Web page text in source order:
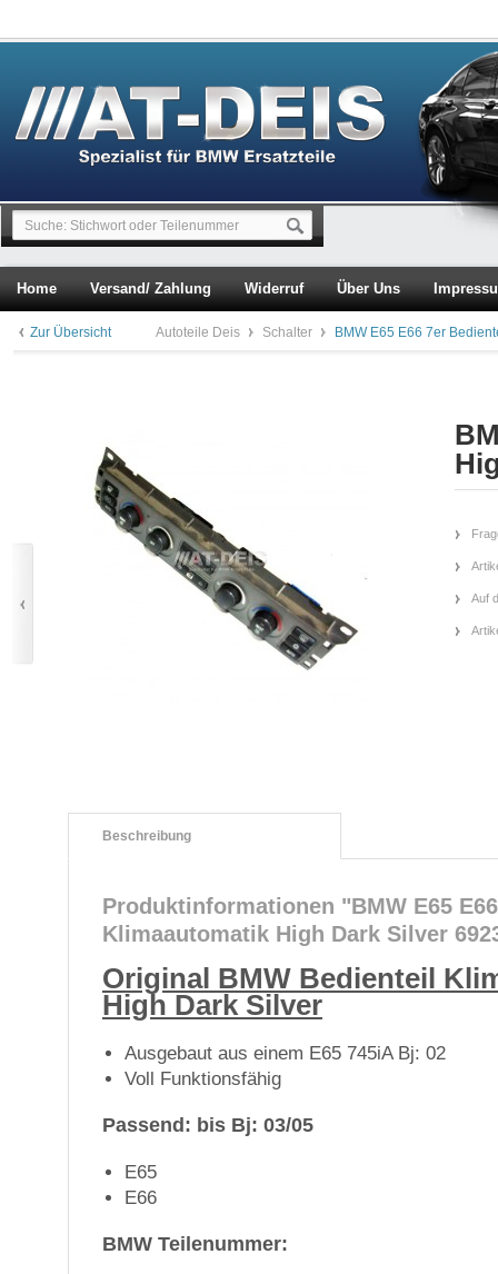
Home Versand/ Zahlung Widerruf Über Uns
Zur Übersicht Autoteile Deis Schalter BMW E65 E66 7er
Auf
Beschreibung
Produktinformationen "BMW E65
Klimaautomatik High Dark Silver
Original BMW Bedienteil
High Dark Silver
Ausgebaut aus einem E65 745iA Bj: 02
Voll Funktionsfähig
Passend: bis Bj: 03/05
E65
E66
BMW Teilenummer: